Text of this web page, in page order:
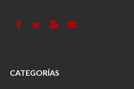
CATEGORÍAS